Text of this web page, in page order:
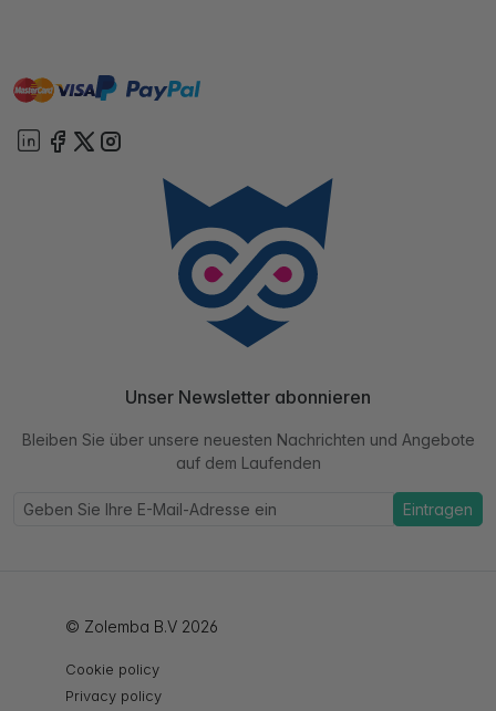
mastervisa paypal
Unser Newsletter abonnieren
Bleiben Sie über unsere neuesten Nachrichten und Angebote
auf dem Laufenden
Eintragen
© Zolemba B.V 2026
Cookie policy
Privacy policy